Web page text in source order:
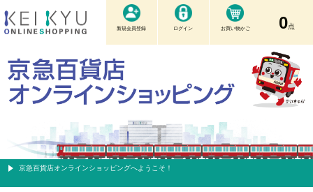
新規会員登録 ログイン お買い物かご 0点
京急百貨店オンラインショッピングへようこそ！